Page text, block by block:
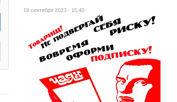
19 сентября 2023 - 15:40